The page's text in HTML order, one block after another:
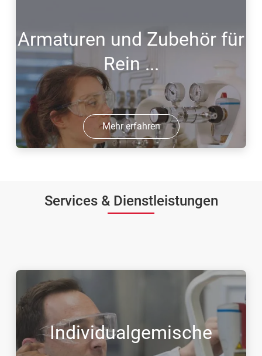
Armaturen und Zubehör für
Rein ...
Mehr erfahren
Services & Dienstleistungen
Individualgemische